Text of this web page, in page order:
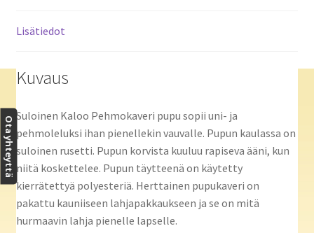
Lisätiedot
Kuvaus
Suloinen Kaloo Pehmokaveri pupu sopii uni- ja
pehmoleluksi ihan pienellekin vauvalle. Pupun kaulassa on
suloinen rusetti. Pupun korvista kuuluu rapiseva ääni, kun
niitä koskettelee. Pupun täytteenä on käytetty
kierrätettyä polyesteriä. Herttainen pupukaveri on
pakattu kauniiseen lahjapakkaukseen ja se on mitä
hurmaavin lahja pienelle lapselle.
Ota yhteyttä